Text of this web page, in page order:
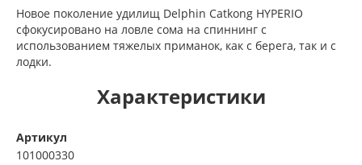
Новое поколение удилищ Delphin Catkong HYPERIO
сфокусировано на ловле сома на спиннинг с
использованием тяжелых приманок, как с берега, так и с
лодки.
Характеристики
Артикул
101000330